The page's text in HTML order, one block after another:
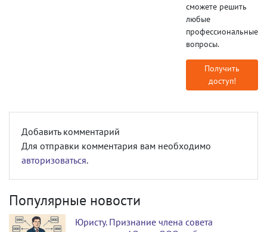
сможете решить
любые
профессиональные
вопросы.
Получить
доступ!
Добавить комментарий
Для отправки комментария вам необходимо
авторизоваться.
Популярные новости
Юристу. Признание члена совета